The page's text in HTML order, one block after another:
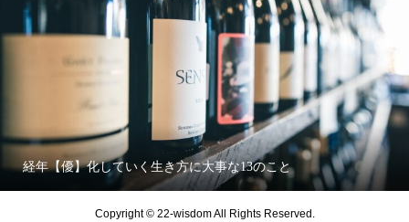
経年【優】化していく生き方に大事な13のこと
Copyright © 22-wisdom All Rights Reserved.